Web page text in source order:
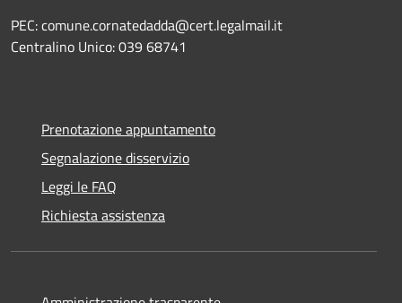
PEC: comune.cornatedadda@cert.legalmail.it
Centralino Unico: 039 68741
Prenotazione appuntamento
Segnalazione disservizio
Leggi le FAQ
Richiesta assistenza